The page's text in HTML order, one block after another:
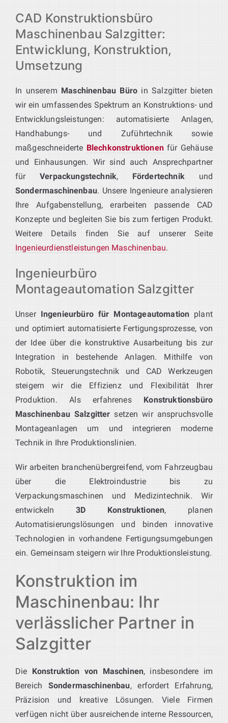
CAD Konstruktionsbüro
Maschinenbau Salzgitter:
Entwicklung, Konstruktion,
Umsetzung
In unserem Maschinenbau Büro in Salzgitter bieten
wir ein umfassendes Spektrum an Konstruktions- und
Entwicklungsleistungen: automatisierte Anlagen,
Handhabungs- und Zuführtechnik sowie
maßgeschneiderte Blechkonstruktionenfür Gehäuse
und Einhausungen. Wir sind auch Ansprechpartner
fürVerpackungstechnik, Fördertechnikund
Sondermaschinenbau. Unsere Ingenieure analysieren
Ihre Aufgabenstellung, erarbeiten passende CAD
Konzepte und begleiten Sie bis zum fertigen Produkt.
Weitere Details finden Sie auf unserer Seite
Ingenieurdienstleistungen Maschinenbau.
Ingenieurbüro
Montageautomation Salzgitter
Unser Ingenieurbüro für Montageautomation plant
und optimiert automatisierte Fertigungsprozesse, von
der Idee über die konstruktive Ausarbeitung bis zur
Integration in bestehende Anlagen. Mithilfe von
Robotik, Steuerungstechnik und CAD Werkzeugen
steigern wir die Effizienz und Flexibilität Ihrer
Produktion. Als erfahrenes Konstruktionsbüro
Maschinenbau Salzgitter setzen wir anspruchsvolle
Montageanlagen um und integrieren moderne
Technik in Ihre Produktionslinien.
Wir arbeiten branchenübergreifend, vom Fahrzeugbau
über die Elektroindustrie bis zu
Verpackungsmaschinen und Medizintechnik. Wir
entwickeln3D Konstruktionen, planen
Automatisierungslösungen und binden innovative
Technologien in vorhandene Fertigungsumgebungen
ein. Gemeinsam steigern wir Ihre Produktionsleistung.
Konstruktion im
Maschinenbau: Ihr
verlässlicher Partner in
Salzgitter
Die Konstruktion von Maschinen, insbesondere im
Bereich Sondermaschinenbau, erfordert Erfahrung,
Präzision und kreative Lösungen. Viele Firmen
verfügen nicht über ausreichende interne Ressourcen,